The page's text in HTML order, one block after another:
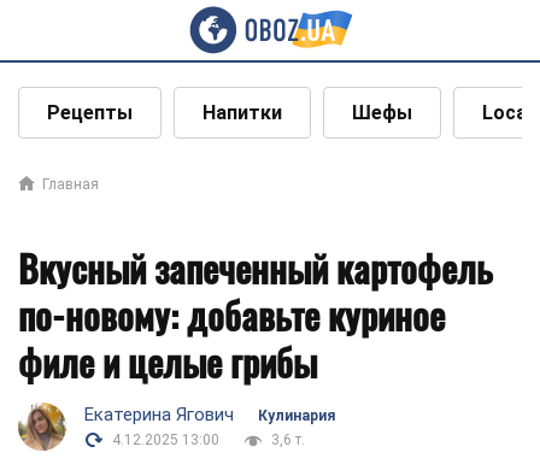
Рецепты Напитки Шефы Local
Главная
Вкусный запеченный картофель
по-новому: добавьте куриное
филе и целые грибы
Екатерина Ягович
Кулинария
4.12.2025 13:00
3,6 т.